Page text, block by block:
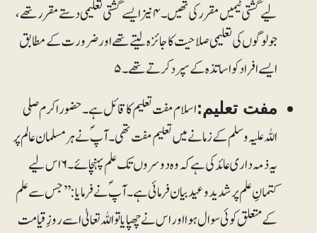
لیے گشتی ٹیمیں مقرر کی تھیں۔۴ نیز ایسے گشتی تعلیمی دستے مقرر تھے،
جو لوگوں کی تعلیمی صلاحیت کا جائزہ لیتے تھے اور ضرورت کے مطابق
ایسے افراد کو اساتذہ کے سپرد کرتے تھے۔۵
مفت تعلیم:اسلام مفت تعلیم کا قائل ہے۔ حضور اکرم صلی
اللہ علیہ وسلم کے زمانے میں تعلیم مفت تھی۔ آپؐ نے ہر مسلمان عالم پر
یہ ذمہ داری عائد کی ہے کہ وہ دوسروں تک علم پہنچائے۔۶ اس لیے
کتمانِ علم پر شدید وعید بیان فرمائی ہے۔ آپؐ نے فرمایا: ’’جس سے علم
کے متعلق کوئی سوال ہوا اور اس نے چھپایا تو اللہ تعالیٰ اسے روزِ قیامت